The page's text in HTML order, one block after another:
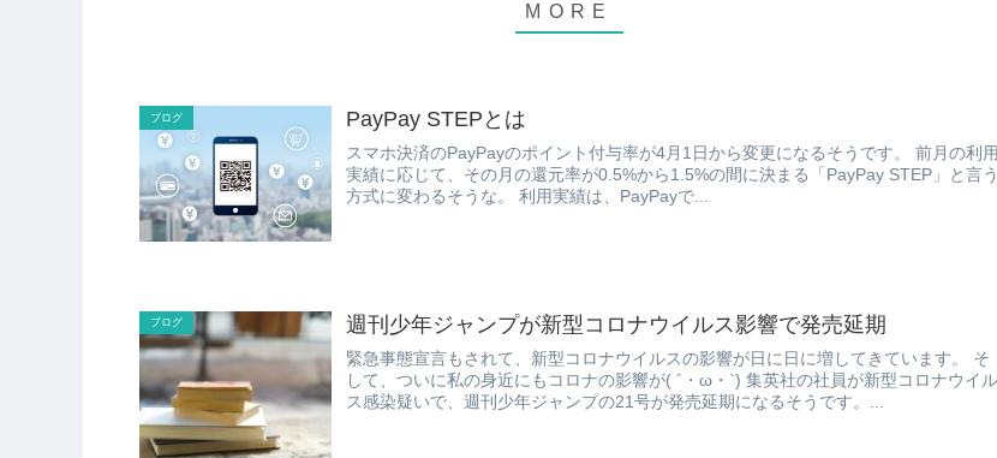
ブログ PayPay STEPとは
スマホ決済のPayPayのポイント付与率が4月1日から変更になるそうです。 前月の利用
実績に応じて、その月の還元率が0.5%から1.5%の間に決まる「PayPay STEP」と言う
方式に変わるそうな。 利用実績は、PayPayで...
ブログ 週刊少年ジャンプが新型コロナウイルス影響で発売延期
緊急事態宣言もされて、新型コロナウイルスの影響が日に日に増してきています。 そ
して、ついに私の身近にもコロナの影響が( ´・ω・`) 集英社の社員が新型コロナウイル
ス感染疑いで、週刊少年ジャンプの21号が発売延期になるそうです。...